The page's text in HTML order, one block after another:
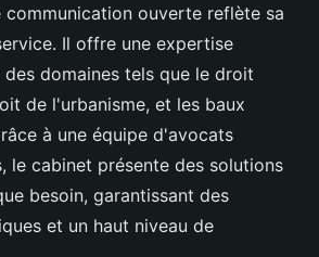
ouverte reflète sa
Il offre une expertise
domaines tels que le droit
de l'urbanisme, et les baux
à une équipe d'avocats
le cabinet présente des solutions
besoin, garantissant des
et un haut niveau de